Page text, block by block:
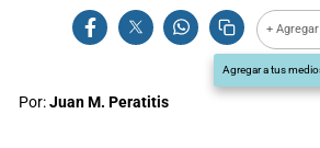
+
Agregar a tus
Por:Juan M. Peratitis